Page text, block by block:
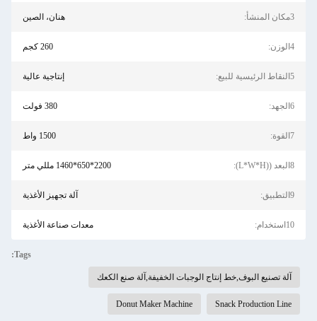
3مكان المنشأ: هنان، الصين
4الوزن: 260 كجم
5النقاط الرئيسية للبيع: إنتاجية عالية
6الجهد: 380 فولت
7القوة: 1500 واط
8البعد ((L*W*H): 2200*650*1460 مللي متر
9التطبيق: آلة تجهيز الأغذية
10استخدام: معدات صناعة الأغذية
Tags:
آلة تصنيع البوف,خط إنتاج الوجبات الخفيفة,آلة صنع الكعك
Snack Production Line
Donut Maker Machine